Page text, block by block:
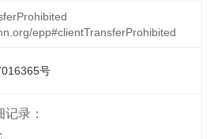
epp#clientTransferProhibited
号
录：